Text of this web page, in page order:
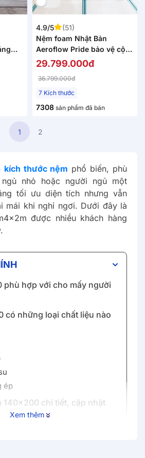
4.9/5
(51)
Nệm foam Nhật Bản
Aeroflow Pride bảo vệ cột
sống dày 22cm
29.799.000đ
36.799.000đ
7 Kích thước
7308 sản phẩm đã bán
1 2
kích thước nệm phổ biến, phù
nhỏ hoặc người ngủ một
tối ưu diện tích nhưng vẫn
mái khi nghỉ ngơi. Dưới đây là
được nhiều khách hàng
phù hợp với cho mấy người
có những loại chất liệu nào
ép
140x200 chi tiết, cập nhật
Xem thêm